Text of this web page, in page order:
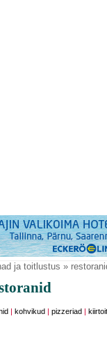
ja toitlustus »
kohvikud pizzeriad kiirtoit